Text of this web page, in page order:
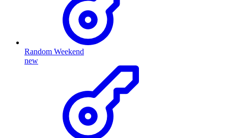
Random Weekend
new